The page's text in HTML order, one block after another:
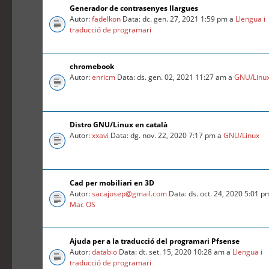
Generador de contrasenyes llargues
Autor:fadelkon Data: dc. gen. 27, 2021 1:59 pm a Llengua i
traducció de programari
chromebook
Autor:enricm Data: ds. gen. 02, 2021 11:27 am aGNU/
Distro GNU/Linux en català
Autor:xxavi Data: dg. nov. 22, 2020 7:17 pm aGNU/Linux
Cad per mobiliari en 3D
Autor:sacajosep@gmail.com Data: ds. oct. 24, 2020 5:01
Mac OS
Ajuda per a la traducció del programari Pfsense
Autor:databio Data: dt. set. 15, 2020 10:28 am a Llengua i
traducció de programari